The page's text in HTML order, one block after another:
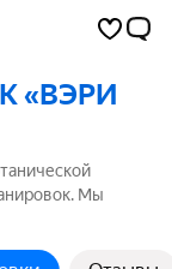
«ВЭРИ
Мы
площадью